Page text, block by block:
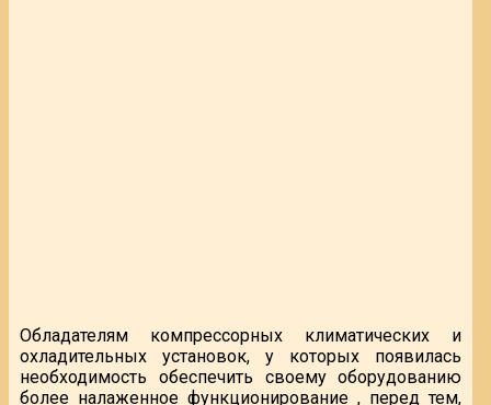
Обладателям компрессорных климатических и
охладительных установок, у которых появилась
необходимость обеспечить своему оборудованию
более налаженное функционирование , перед тем,